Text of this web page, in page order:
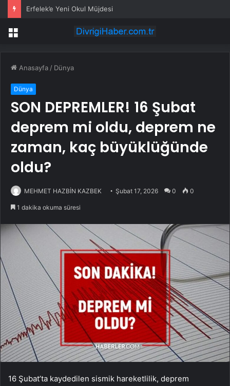
Erfelek’e Yeni Okul Müjdesi
Menü
Anasayfa / Dünya
Dünya
SON DEPREMLER! 16 Şubat
deprem mi oldu, deprem ne
zaman, kaç büyüklüğünde
oldu?
MEHMET HAZBİN KAZBEK Şubat 17, 2026 0 0
1 dakika okuma süresi
16 Şubat’ta kaydedilen sismik hareketlilik, deprem